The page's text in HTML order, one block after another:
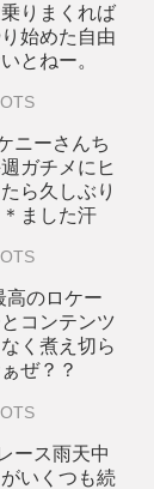
りまくれば
始めた自由
とねー。
ニーさんち
ガチメにヒ
ら久しぶり
ました汗
高のロケー
コンテンツ
く煮え切ら
ぜ？？
ース雨天中
いくつも続